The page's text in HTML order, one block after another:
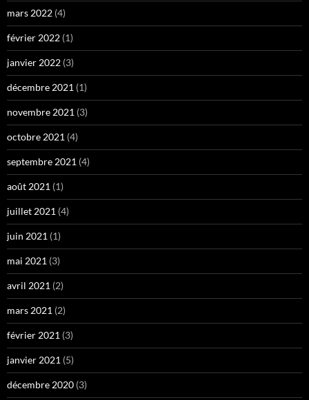
mars 2022 (4)
février 2022 (1)
janvier 2022 (3)
décembre 2021 (1)
novembre 2021 (3)
octobre 2021 (4)
septembre 2021 (4)
août 2021 (1)
juillet 2021 (4)
juin 2021 (1)
mai 2021 (3)
avril 2021 (2)
mars 2021 (2)
février 2021 (3)
janvier 2021 (5)
décembre 2020 (3)